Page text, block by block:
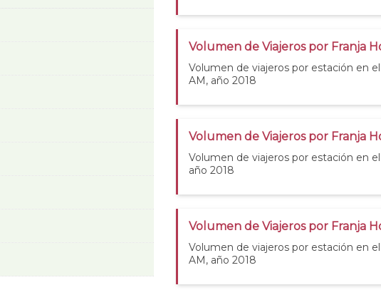
Volumen de Viajeros por Franja
Volumen de viajeros por estación en
AM, año 2018
Volumen de Viajeros por Franja
Volumen de viajeros por estación en
año 2018
Volumen de Viajeros por Franja
Volumen de viajeros por estación en
AM, año 2018